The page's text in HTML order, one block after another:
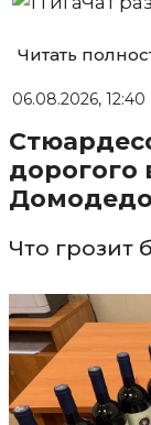
Читать
06.08.2026, 12:40
дорогого
Что грозит